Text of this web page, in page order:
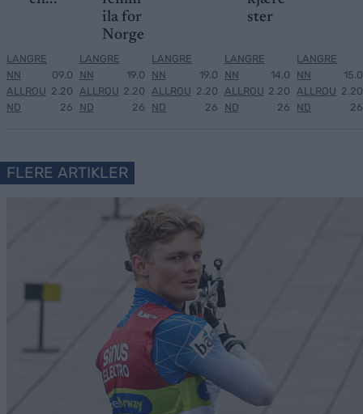
LANGRE
NN
ALLROU
ND
09.0
2.20
26
ila for
Norge
LANGRE
NN
ALLROU
ND
19.0
2.20
26
LANGRE
NN
ALLROU
ND
19.0
2.20
26
ster
LANGRE
NN
ALLROU
ND
14.0
2.20
26
LANGRE
NN
ALLROU
ND
15.0
2.20
26
FLERE ARTIKLER